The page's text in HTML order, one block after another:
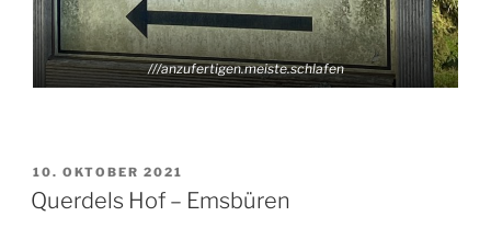
///anzufertigen.meiste.schlafen
VERÖFFENTLICHT
AM
10. OKTOBER 2021
Querdels Hof – Emsbüren